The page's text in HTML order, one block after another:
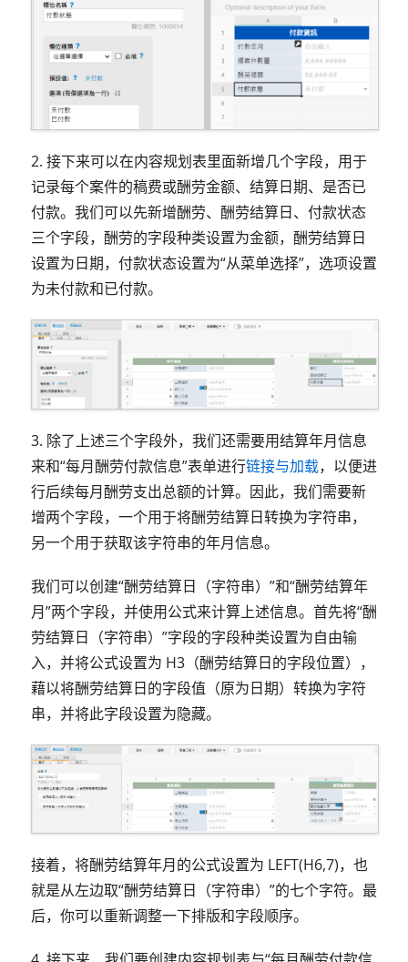
2. 接下来可以在内容规划表里面新增几个字段，用于
记录每个案件的稿费或酬劳金额、结算日期、是否已
付款。我们可以先新增酬劳、酬劳结算日、付款状态
三个字段，酬劳的字段种类设置为金额，酬劳结算日
设置为日期，付款状态设置为“从菜单选择”，选项设置
为未付款和已付款。
3. 除了上述三个字段外，我们还需要用结算年月信息
来和“每月酬劳付款信息”表单进行链接与加载，以便进
行后续每月酬劳支出总额的计算。因此，我们需要新
增两个字段，一个用于将酬劳结算日转换为字符串，
另一个用于获取该字符串的年月信息。
我们可以创建“酬劳结算日（字符串）”和“酬劳结算年
月”两个字段，并使用公式来计算上述信息。首先将“酬
劳结算日（字符串）”字段的字段种类设置为自由输
入，并将公式设置为 H3（酬劳结算日的字段位置），
藉以将酬劳结算日的字段值（原为日期）转换为字符
串，并将此字段设置为隐藏。
接着，将酬劳结算年月的公式设置为 LEFT(H6,7)，也
就是从左边取“酬劳结算日（字符串）”的七个字符。最
后，你可以重新调整一下排版和字段顺序。